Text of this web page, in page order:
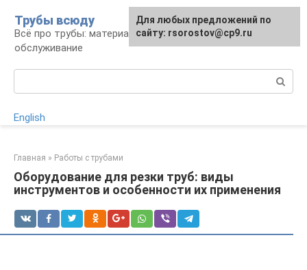
контенту
Трубы всюду
Всё про трубы: материалы, монтаж и
обслуживание
English
Главная » Работы с трубами
Оборудование для резки труб: виды
инструментов и особенности их применения
Для любых предложений по
сайту: rsorostov@cp9.ru